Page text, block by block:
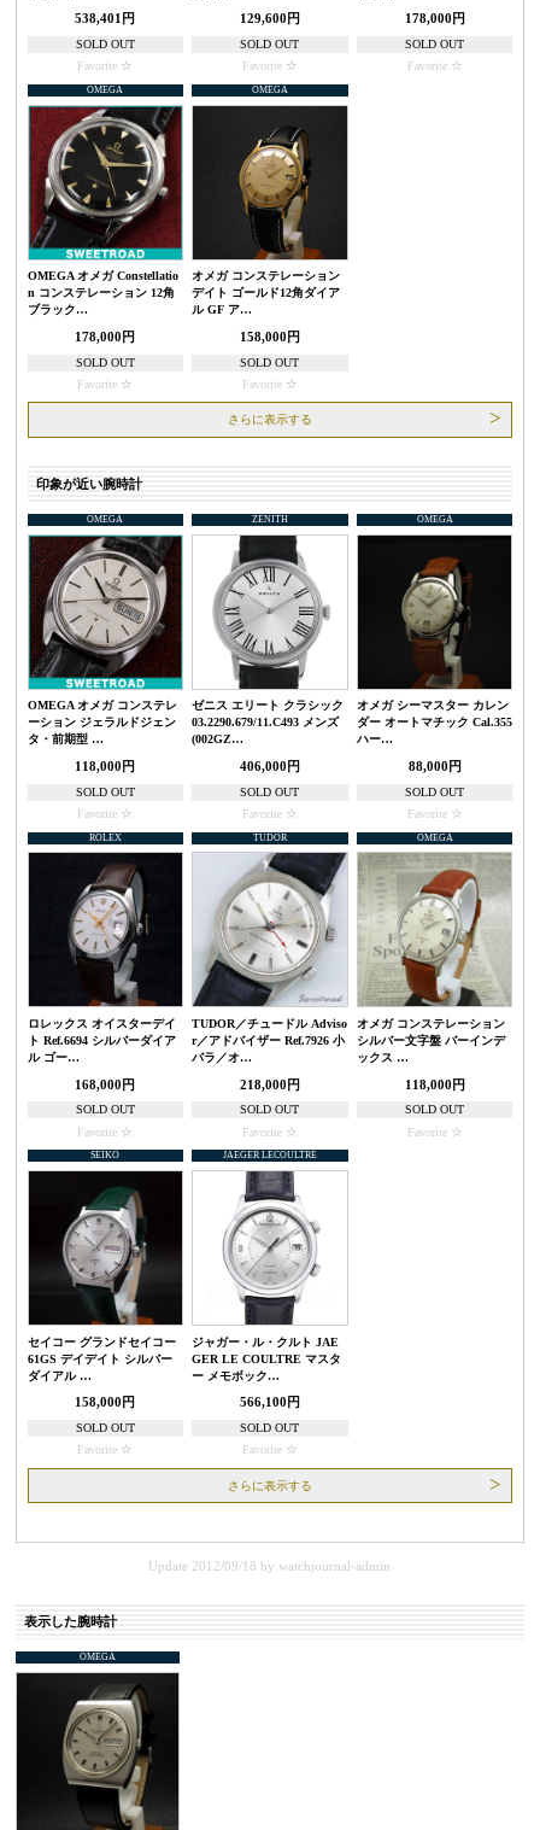
538,401円
SOLD OUT
Favorite
129,600円
SOLD OUT
Favorite
178,000円
SOLD OUT
Favorite
OMEGA
OMEGA オメガ Constellatio
n コンステレーション 12角
ブラック…
178,000円
SOLD OUT
Favorite
OMEGA
オメガ コンステレーション
デイト ゴールド12角ダイア
ル GF ア…
158,000円
SOLD OUT
Favorite
さらに表示する
印象が近い腕時計
OMEGA
OMEGA オメガ コンステレ
ーション ジェラルドジェン
タ・前期型 …
118,000円
SOLD OUT
Favorite
ZENITH
ゼニス エリート クラシック
03.2290.679/11.C493 メンズ
(002GZ…
406,000円
SOLD OUT
Favorite
OMEGA
オメガ シーマスター カレン
ダー オートマチック Cal.355
ハー…
88,000円
SOLD OUT
Favorite
ROLEX
ロレックス オイスターデイ
ト Ref.6694 シルバーダイア
ル ゴー…
168,000円
SOLD OUT
Favorite
TUDOR
TUDOR／チュードル Adviso
r／アドバイザー Ref.7926 小
バラ／オ…
218,000円
SOLD OUT
Favorite
OMEGA
オメガ コンステレーション
シルバー文字盤 バーインデ
ックス …
118,000円
SOLD OUT
Favorite
SEIKO
セイコー グランドセイコー
61GS デイデイト シルバー
ダイアル …
158,000円
SOLD OUT
Favorite
JAEGER LECOULTRE
ジャガー・ル・クルト JAE
GER LE COULTRE マスタ
ー メモボック…
566,100円
SOLD OUT
Favorite
さらに表示する
Update 2012/09/18 bywatchjournal-admin
表示した腕時計
OMEGA